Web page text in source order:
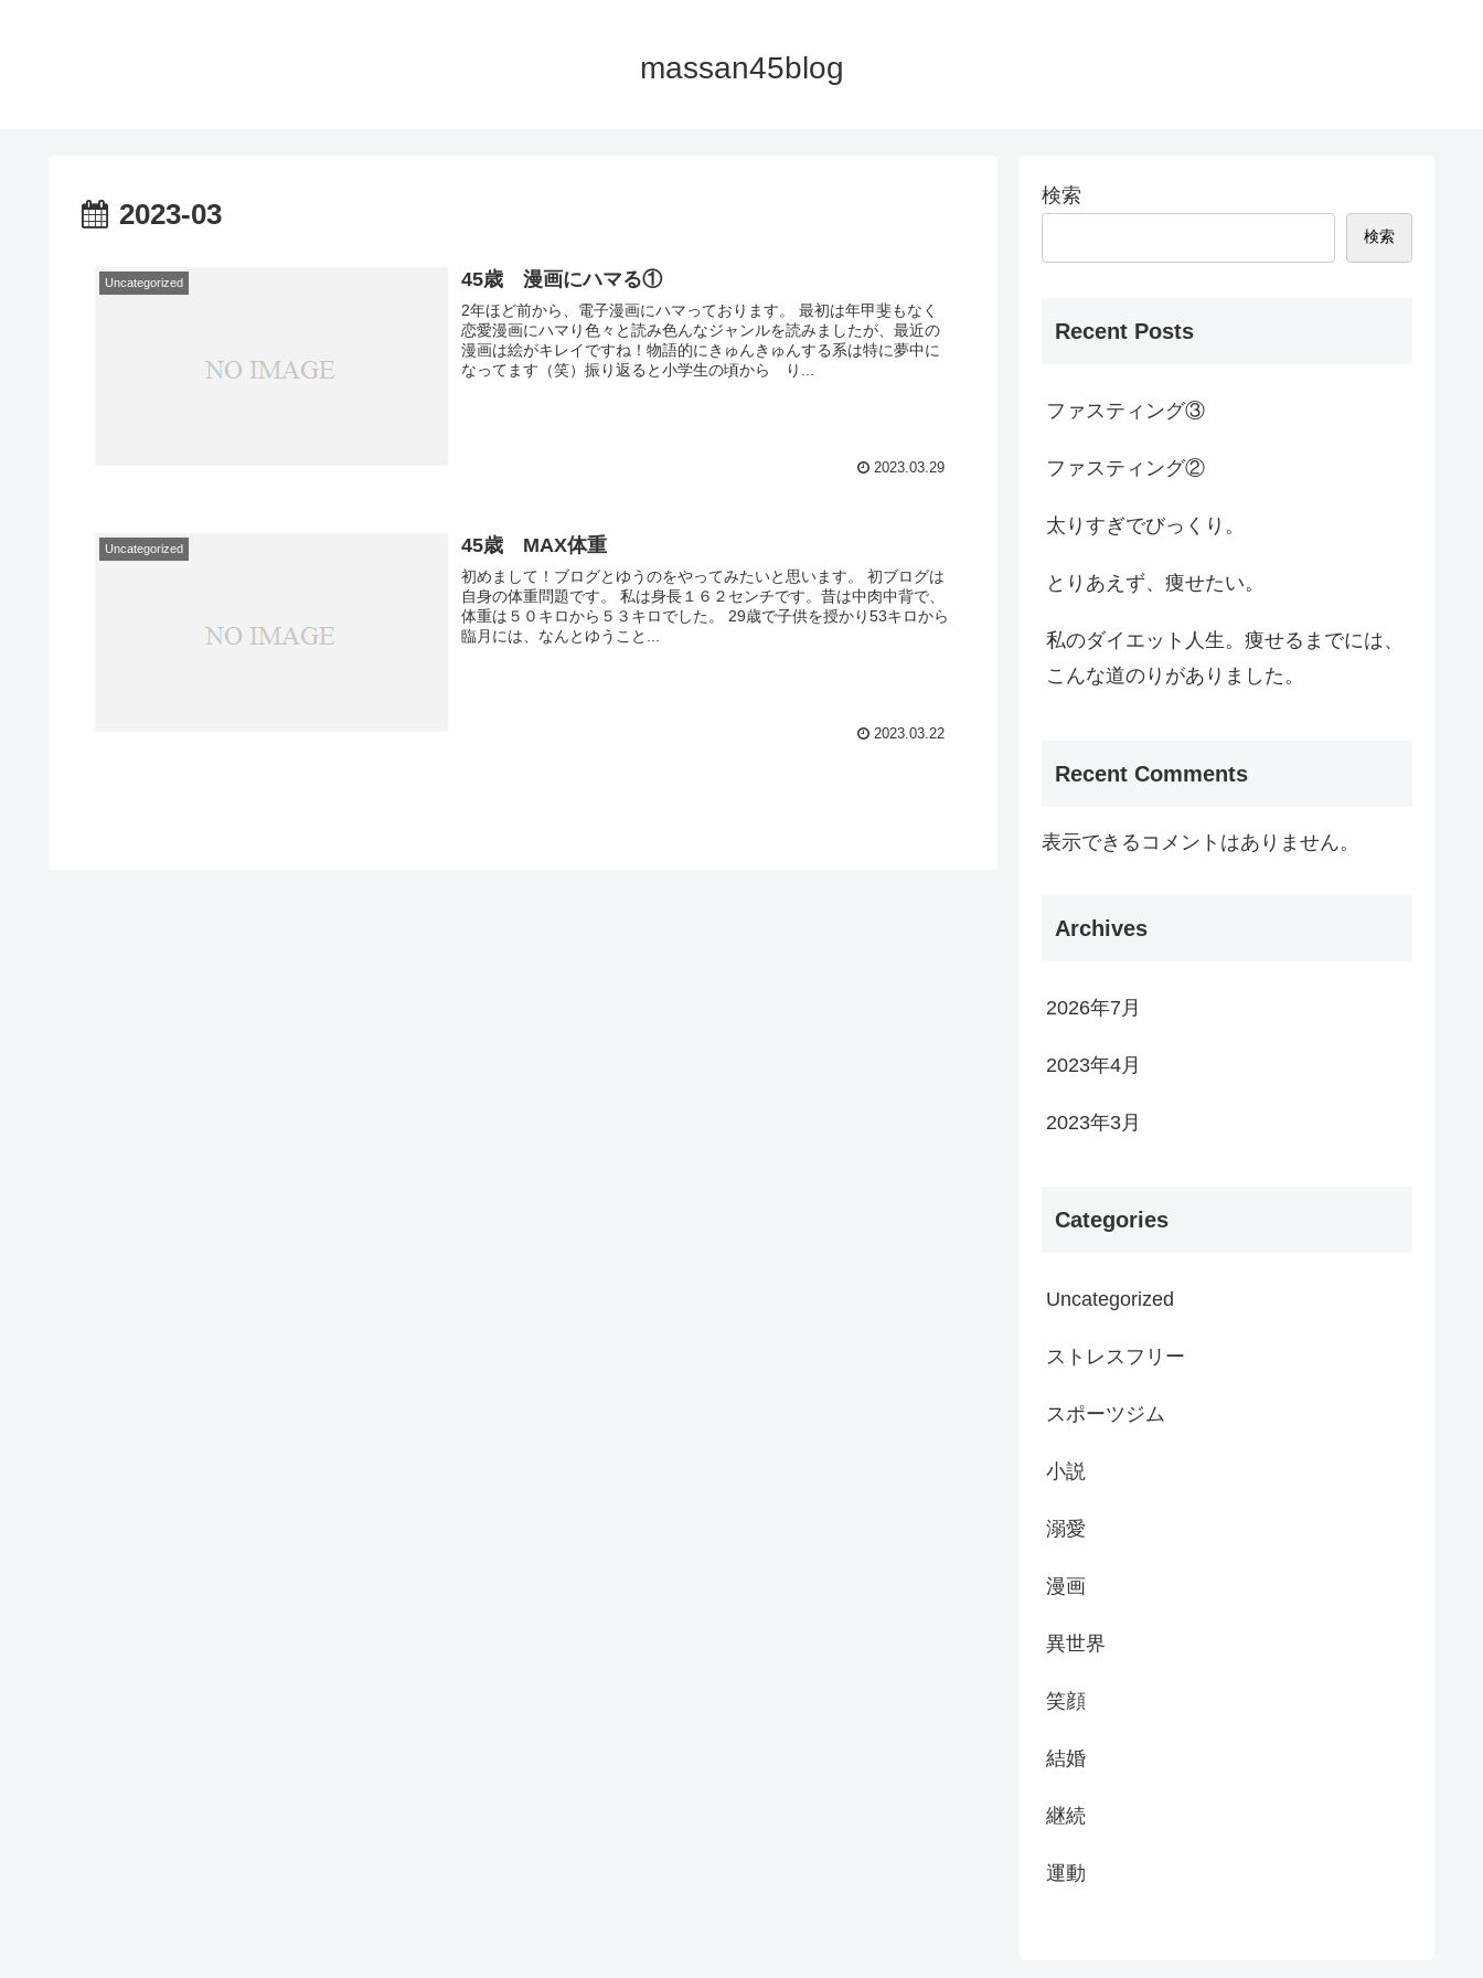
massan45blog
2023-03
Uncategorized 45歳 漫画にハマる①
2年ほど前から、電子漫画にハマっております。 最初は年甲斐もなく
恋愛漫画にハマり色々と読み色んなジャンルを読みましたが、最近の
漫画は絵がキレイですね！物語的にきゅんきゅんする系は特に夢中に
なってます（笑）振り返ると小学生の頃から り...
2023.03.29
Uncategorized 45歳 MAX体重
初めまして！ブログとゆうのをやってみたいと思います。 初ブログは
自身の体重問題です。 私は身長１６２センチです。昔は中肉中背で、
体重は５０キロから５３キロでした。 29歳で子供を授かり53キロから
臨月には、なんとゆうこと...
2023.03.22
検索
検索
Recent Posts
ファスティング③
ファスティング②
太りすぎでびっくり。
とりあえず、痩せたい。
私のダイエット人生。痩せるまでには、
こんな道のりがありました。
Recent Comments
表示できるコメントはありません。
Archives
2026年7月
2023年4月
2023年3月
Categories
Uncategorized
ストレスフリー
スポーツジム
小説
溺愛
漫画
異世界
笑顔
結婚
継続
運動